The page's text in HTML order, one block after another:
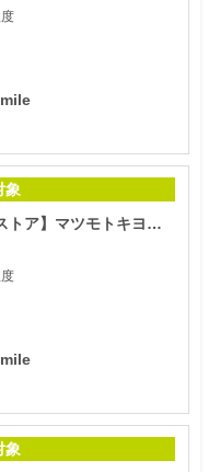
象
【マツキヨココカラオンラインストア】マツモトキヨシ・ココカラファイン公式通販サイト
象